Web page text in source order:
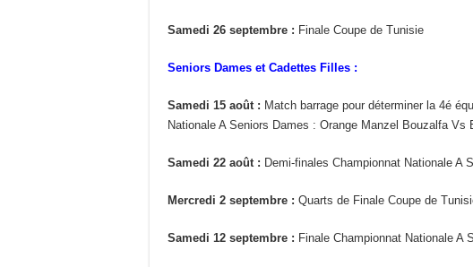
Samedi 26 septembre : Finale Coupe de Tunisie
Seniors Dames et Cadettes Filles :
Samedi 15 août : Match barrage pour déterminer la 4é
Nationale A Seniors Dames : Orange Manzel Bouzalfa Vs
Samedi 22 août : Demi-finales Championnat Nationale A
Mercredi 2 septembre : Quarts de Finale Coupe de
Samedi 12 septembre : Finale Championnat Nationale A